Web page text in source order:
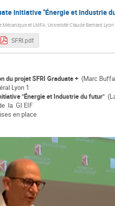
Mouaad SRIHOU NAIMA DEBIT
Roy Philippe LOMBARD
vercraene
Arbaoui Tanguy Simon
Initiative "Énergie et Industrie
Mécanique et LMFA, Université Claude Bernard Lyon
SFRI.pdf
du projet SFRI Graduate + (Marc
Lyon 1
"Énergie et Industrie du futur"
la GI EIF
en place